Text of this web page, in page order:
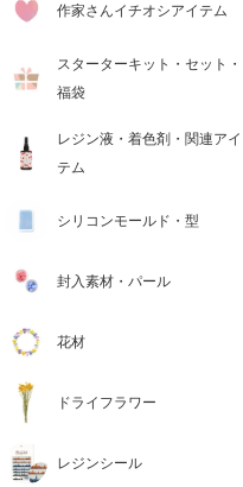
作家さんイチオシアイテム
スターターキット・セット・
福袋
レジン液・着色剤・関連アイ
テム
シリコンモールド・型
封入素材・パール
花材
ドライフラワー
レジンシール